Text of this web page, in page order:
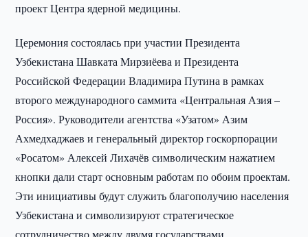
проект Центра ядерной медицины.
Церемония состоялась при участии Президента
Узбекистана Шавката Мирзиёева и Президента
Российской Федерации Владимира Путина в рамках
второго международного саммита «Центральная Азия –
Россия». Руководители агентства «Узатом» Азим
Ахмедхаджаев и генеральный директор госкорпорации
«Росатом» Алексей Лихачёв символическим нажатием
кнопки дали старт основным работам по обоим проектам.
Эти инициативы будут служить благополучию населения
Узбекистана и символизируют стратегическое
сотрудничество между двумя государствами.